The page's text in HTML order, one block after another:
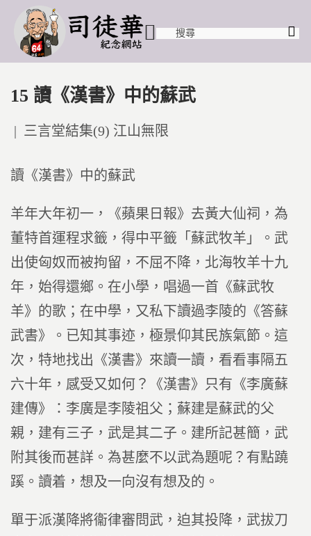
15 讀《漢書》中的蘇武
Posted
三言堂結集(9) 江山無限
讀《漢書》中的蘇武
羊年大年初一，《蘋果日報》去黃大仙祠，為
董特首運程求籤，得中平籤「蘇武牧羊」。武
出使匈奴而被拘留，不屈不降，北海牧羊十九
年，始得還鄉。在小學，唱過一首《蘇武牧
羊》的歌；在中學，又私下讀過李陵的《答蘇
武書》。已知其事迹，極景仰其民族氣節。這
次，特地找出《漢書》來讀一讀，看看事隔五
六十年，感受又如何？《漢書》只有《李廣蘇
建傳》：李廣是李陵祖父；蘇建是蘇武的父
親，建有三子，武是其二子。建所記甚簡，武
附其後而甚詳。為甚麼不以武為題呢？有點蹺
蹊。讀着，想及一向沒有想及的。
單于派漢降將衞律審問武，迫其投降，武拔刀